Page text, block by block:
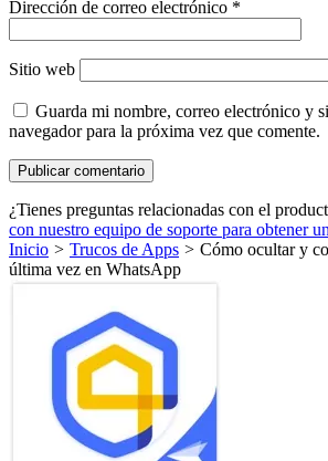
Dirección de correo electrónico *
Sitio web
Guarda mi nombre, correo electrónico y
navegador para la próxima vez que comente.
¿Tienes preguntas relacionadas con el
con nuestro equipo de soporte para obtener
Inicio > Trucos de Apps > Cómo ocultar y
última vez en WhatsApp